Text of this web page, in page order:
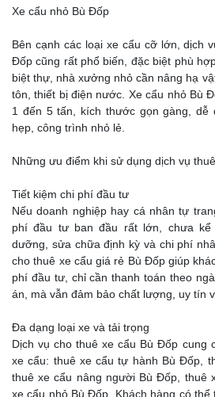
Xe cẩu nhỏ Bù Đốp
Bên cạnh các loại xe cẩu cỡ lớn, dịch
Đốp cũng rất phổ biến, đặc biệt phù
biệt thự, nhà xưởng nhỏ cần nâng hạ
tôn, thiết bị điện nước. Xe cẩu nhỏ Bù
1 đến 5 tấn, kích thước gọn gàng, dễ
hẹp, công trình nhỏ lẻ.
Những ưu điểm khi sử dụng dịch vụ
Tiết kiệm chi phí đầu tư
Nếu doanh nghiệp hay cá nhân tự
phí đầu tư ban đầu rất lớn, chưa
dưỡng, sửa chữa định kỳ và chi phí
cho thuê xe cẩu giá rẻ Bù Đốp giúp
phí đầu tư, chỉ cần thanh toán theo
án, mà vẫn đảm bảo chất lượng, uy tín
Đa dạng loại xe và tải trọng
Dịch vụ cho thuê xe cẩu Bù Đốp cung
xe cẩu: thuê xe cẩu tự hành Bù Đốp,
thuê xe cẩu nâng người Bù Đốp, thuê
xe cẩu nhỏ Bù Đốp. Khách hàng có thể